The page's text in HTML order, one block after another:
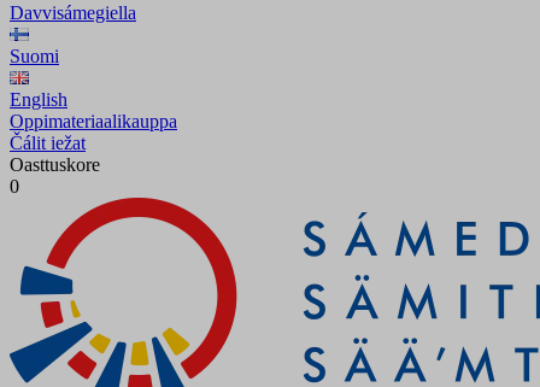
Davvisámegiella
Suomi
English
Oppimateriaalikauppa
Čálit iežat
Oasttuskore
0